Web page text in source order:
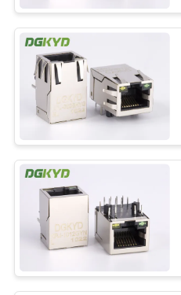
POLITIQUE
EN
MATIÈRE
PROTECTION
DE
LA
PRIVÉE
rj45
cric rj11